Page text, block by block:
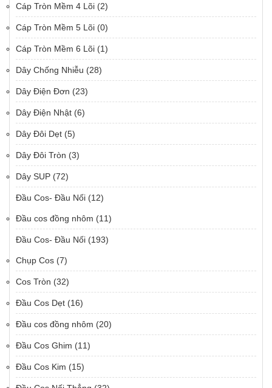
Cáp Tròn Mềm 4 Lõi (2)
Cáp Tròn Mềm 5 Lõi (0)
Cáp Tròn Mềm 6 Lõi (1)
Dây Chống Nhiễu (28)
Dây Điện Đơn (23)
Dây Điện Nhật (6)
Dây Đôi Dẹt (5)
Dây Đôi Tròn (3)
Dây SUP (72)
Đầu Cos- Đầu Nối (12)
Đầu cos đồng nhôm (11)
Đầu Cos- Đầu Nối (193)
Chụp Cos (7)
Cos Tròn (32)
Đầu Cos Dẹt (16)
Đầu cos đồng nhôm (20)
Đầu Cos Ghim (11)
Đầu Cos Kim (15)